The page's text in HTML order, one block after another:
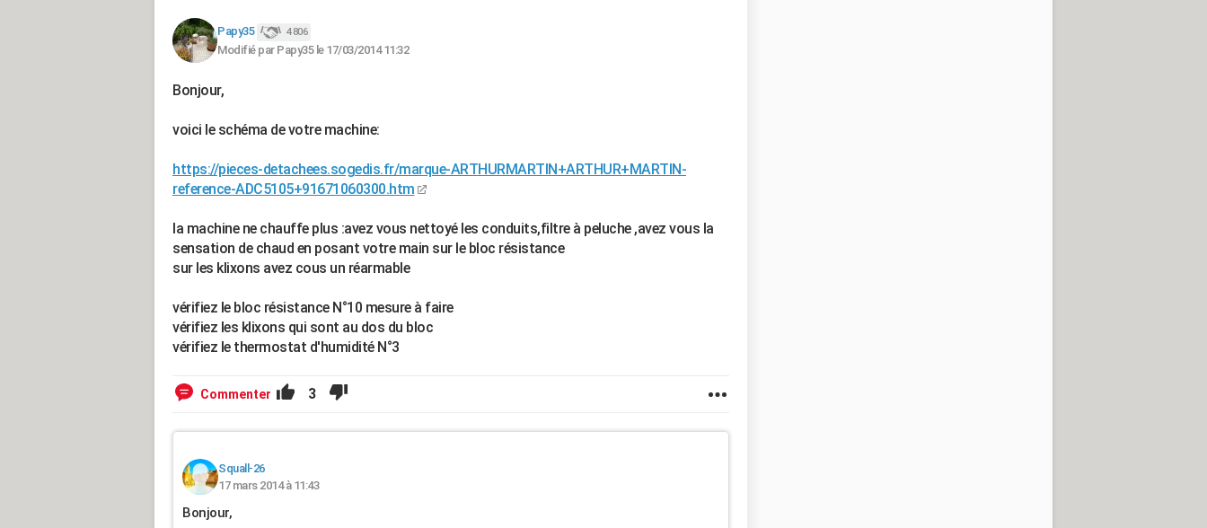
Papy35 4 806
Modifié par Papy35 le 17/03/2014 11:32
Bonjour,
voici le schéma de votre machine:
https://pieces-detachees.sogedis.fr/marque-ARTHURMARTIN+ARTHUR+MARTIN-
reference-ADC5105+91671060300.htm
la machine ne chauffe plus :avez vous nettoyé les conduits,filtre à peluche ,avez vous la
sensation de chaud en posant votre main sur le bloc résistance
sur les klixons avez cous un réarmable
vérifiez le bloc résistance N°10 mesure à faire
vérifiez les klixons qui sont au dos du bloc
vérifiez le thermostat d'humidité N°3
Commenter 3
Squall-26
17 mars 2014 à 11:43
Bonjour,